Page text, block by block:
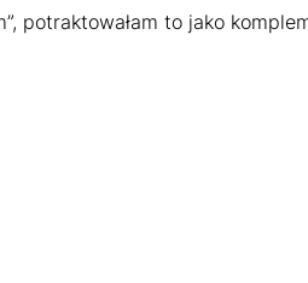
potraktowałam to jako